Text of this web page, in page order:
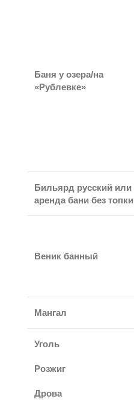
Баня у озера/на
«Рублевке»
Бильярд русский или
аренда бани без топки
Веник банный
Мангал
Уголь
Розжиг
Дрова